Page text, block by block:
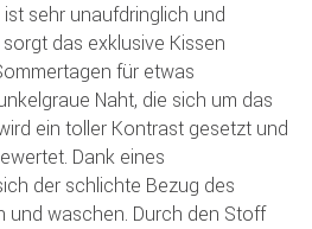
sehr unaufdringlich und
das exklusive Kissen
für etwas
Naht, die sich um das
ein toller Kontrast gesetzt und
Dank eines
der schlichte Bezug des
und waschen. Durch den Stoff